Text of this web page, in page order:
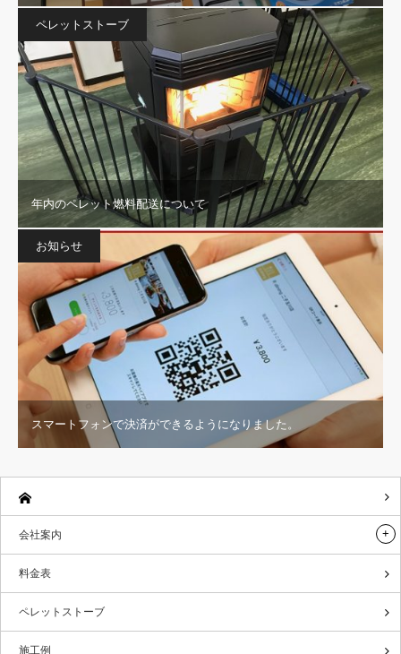
ペレットストーブ
年内のペレット燃料配送について
お知らせ
スマートフォンで決済ができるようになりました。
会社案内
料金表
ペレットストーブ
施工例